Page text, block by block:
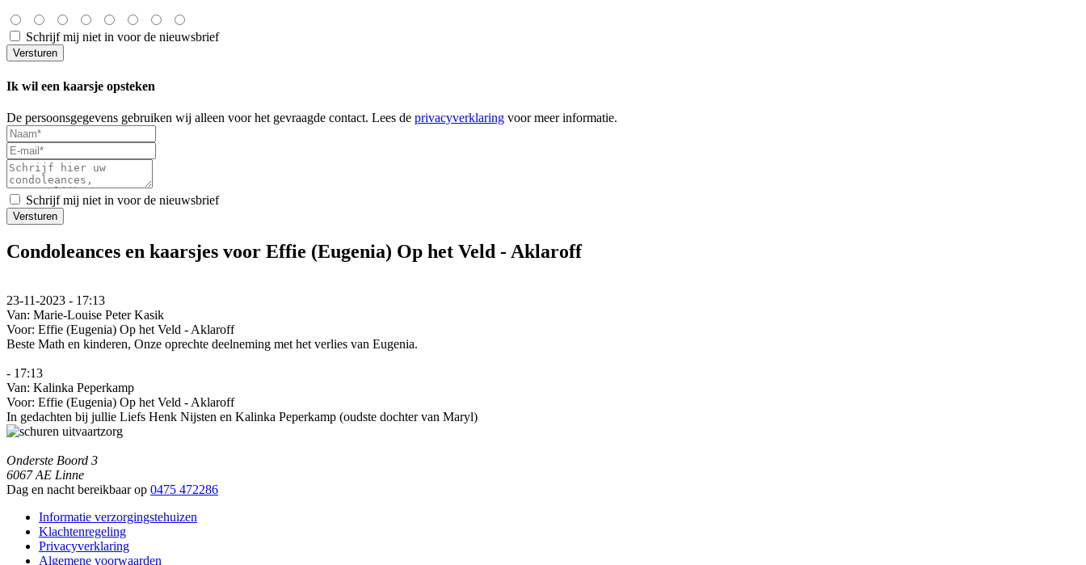
Schrijf mij niet in voor de nieuwsbrief
Versturen
Ik wil een kaarsje opsteken
De persoonsgegevens gebruiken wij alleen voor het gevraagde contact. Lees de privacyverklaring voor meer informatie.
Schrijf mij niet in voor de nieuwsbrief
Versturen
Condoleances en kaarsjes voor Effie (Eugenia) Op het Veld - Aklaroff
23-11-2023 - 17:13
Van: Marie-Louise Peter Kasik
Voor: Effie (Eugenia) Op het Veld - Aklaroff
Beste Math en kinderen, Onze oprechte deelneming met het verlies van Eugenia.
- 17:13
Van: Kalinka Peperkamp
Voor: Effie (Eugenia) Op het Veld - Aklaroff
In gedachten bij jullie Liefs Henk Nijsten en Kalinka Peperkamp (oudste dochter van Maryl)
Onderste Boord 3
6067 AE Linne
Dag en nacht bereikbaar op 0475 472286
Informatie verzorgingstehuizen
Klachtenregeling
Privacyverklaring
Algemene voorwaarden